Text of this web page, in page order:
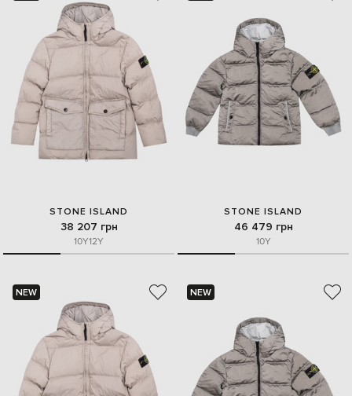
STONE ISLAND
38 207 грн
10Y12Y
STONE ISLAND
46 479 грн
10Y
NEW NEW